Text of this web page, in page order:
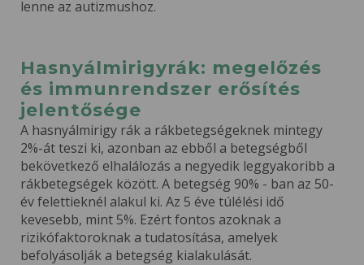
lenne az autizmushoz.
Hasnyálmirigyrák: megelőzés
és immunrendszer erősítés
jelentősége
A hasnyálmirigy rák a rákbetegségeknek mintegy
2%-át teszi ki, azonban az ebből a betegségből
bekövetkező elhalálozás a negyedik leggyakoribb a
rákbetegségek között. A betegség 90% - ban az 50-
év felettieknél alakul ki. Az 5 éve túlélési idő
kevesebb, mint 5%. Ezért fontos azoknak a
rizikófaktoroknak a tudatosítása, amelyek
befolyásolják a betegség kialakulását.